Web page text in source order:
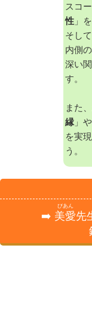
スコ
性 」
そし
内側
深い
す。
また
縁」
を実
う。
➡️ 美愛
びあん
先